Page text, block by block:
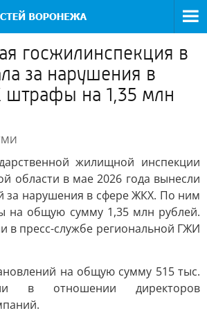
госжилинспекция в
за нарушения в
на 1,35 млн
жилищной инспекции
области в мае 2026 года вынесли
за нарушения в сфере ЖКХ. По ним
на общую сумму 1,35 млн рублей.
в пресс-службе региональной ГЖИ
на общую сумму 515 тыс.
в отношении директоров